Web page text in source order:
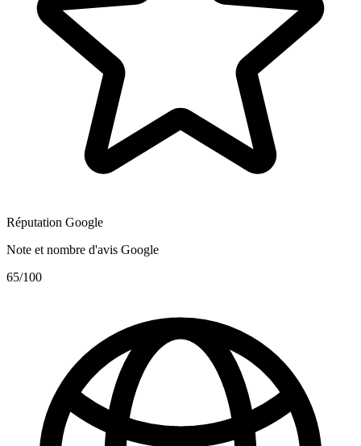
Réputation Google
Note et nombre d'avis Google
65/100